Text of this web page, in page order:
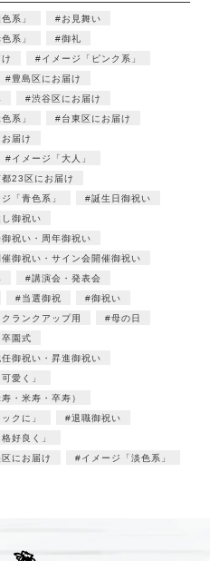
系」
お見舞い
系」
御礼
イメージ「ピンク系」
豊島区にお届け
渋谷区にお届け
系」
台東区にお届け
届け
イメージ「大人」
都23区にお届け
「青色系」
誕生日御祝い
御祝い
御祝い・周年御祝い
催御祝い・サイン会開催御祝い
講演会・発表会
当選御祝
御祝い
ランクアップ用
母の日
園式
任御祝い・昇進御祝い
愛く」
・米寿・卒寿）
クに」
退職御祝い
好良く」
にお届け
イメージ「淡色系」